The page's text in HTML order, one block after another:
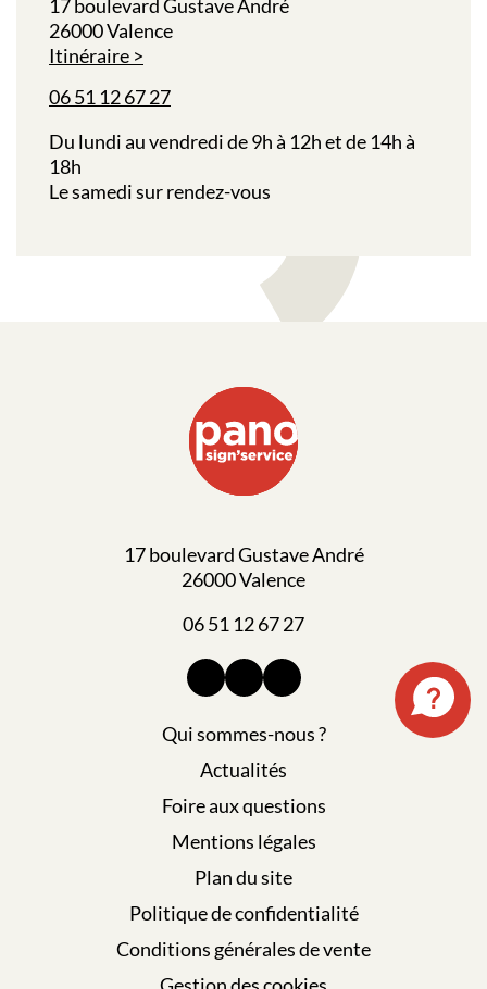
17 boulevard Gustave André
26000 Valence
Itinéraire
06 51 12 67 27
Du lundi au vendredi de 9h à 12h et de 14h à
18h
Le samedi sur rendez-vous
17 boulevard Gustave André
26000 Valence
06 51 12 67 27
Qui sommes-nous ?
Actualités
Foire aux questions
Mentions légales
Plan du site
Politique de confidentialité
Conditions générales de vente